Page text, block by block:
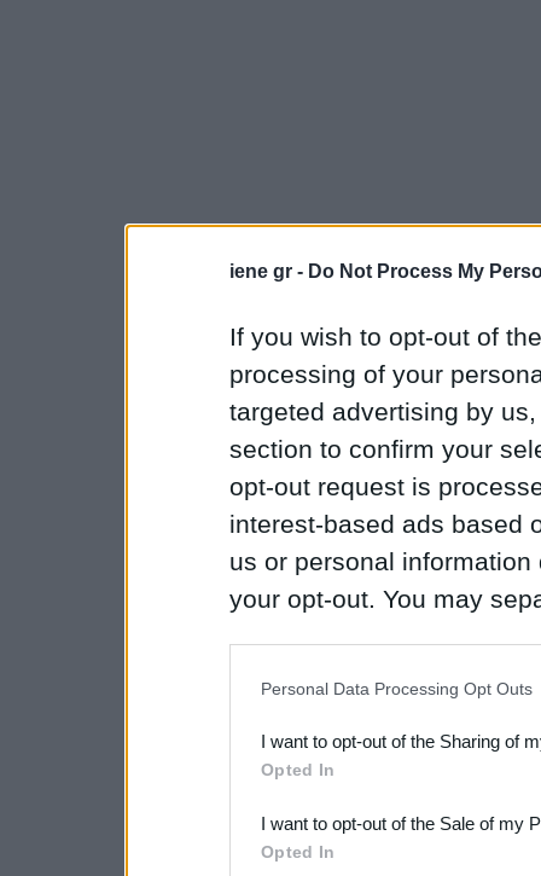
iene gr - Do Not Process My
If you wish to opt-out of
processing of your
targeted advertising by
section to confirm your
opt-out request is
interest-based ads based
us or personal
your opt-out. You may
Downstream Participants
third parties.
Personal Data Processing Opt Outs
I want to opt-out of the Sharing of
Opted In
I want to opt-out of the Sale of my
Opted In